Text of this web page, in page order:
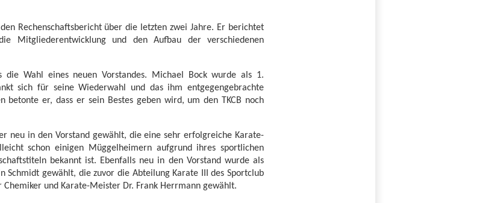
Rechenschaftsbericht über die letzten zwei Jahre. Er berichtet
Mitgliederentwicklung und den Aufbau der verschiedenen
die Wahl eines neuen Vorstandes. Michael Bock wurde als 1.
sich für seine Wiederwahl und das ihm entgegengebrachte
betonte er, dass er sein Bestes geben wird, um den TKCB noch
neu in den Vorstand gewählt, die eine sehr erfolgreiche Karate-
schon einigen Müggelheimern aufgrund ihres sportlichen
bekannt ist. Ebenfalls neu in den Vorstand wurde als
Schmidt gewählt, die zuvor die Abteilung Karate III des Sportclub
und Karate-Meister Dr. Frank Herrmann gewählt.